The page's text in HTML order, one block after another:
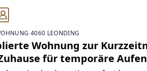
4060 LEONDING
Wohnung zur
für temporäre